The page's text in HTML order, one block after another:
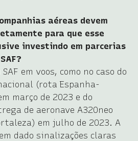
aéreas devem
para que esse
investindo em parcerias
em voos, como no caso do
(rota Espanha-
março de 2023 e do
de aeronave A320neo
em julho de 2023. A
dado sinalizações claras